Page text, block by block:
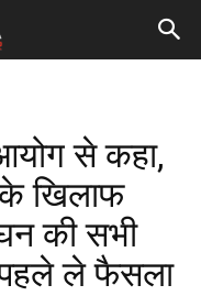
से कहा,
के खिलाफ
की सभी
ले फैसला